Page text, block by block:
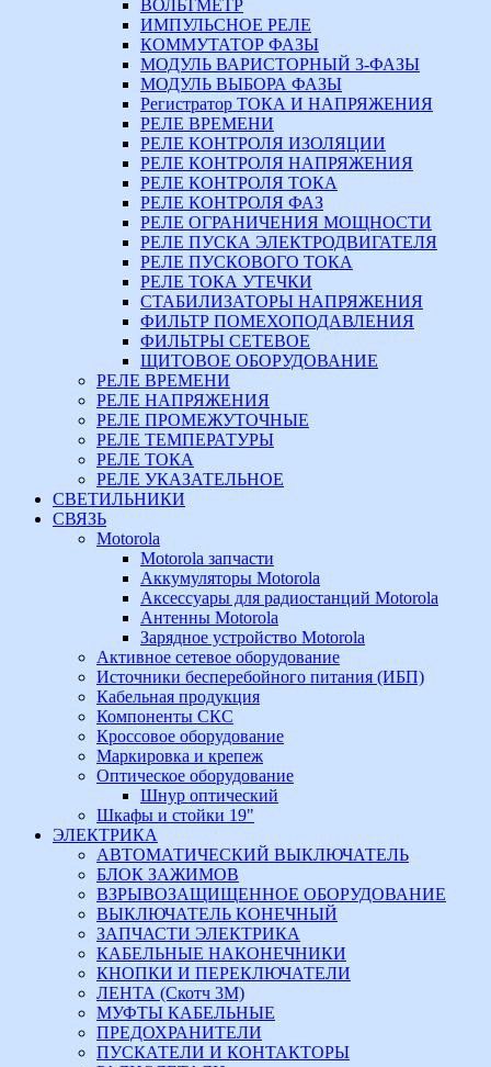
ВОЛЬТМЕТР
ИМПУЛЬСНОЕ РЕЛЕ
КОММУТАТОР ФАЗЫ
МОДУЛЬ ВАРИСТОРНЫЙ 3-ФАЗЫ
МОДУЛЬ ВЫБОРА ФАЗЫ
Регистратор ТОКА И НАПРЯЖЕНИЯ
РЕЛЕ ВРЕМЕНИ
РЕЛЕ КОНТРОЛЯ ИЗОЛЯЦИИ
РЕЛЕ КОНТРОЛЯ НАПРЯЖЕНИЯ
РЕЛЕ КОНТРОЛЯ ТОКА
РЕЛЕ КОНТРОЛЯ ФАЗ
РЕЛЕ ОГРАНИЧЕНИЯ МОЩНОСТИ
РЕЛЕ ПУСКА ЭЛЕКТРОДВИГАТЕЛЯ
РЕЛЕ ПУСКОВОГО ТОКА
РЕЛЕ ТОКА УТЕЧКИ
СТАБИЛИЗАТОРЫ НАПРЯЖЕНИЯ
ФИЛЬТР ПОМЕХОПОДАВЛЕНИЯ
ФИЛЬТРЫ СЕТЕВОЕ
ЩИТОВОЕ ОБОРУДОВАНИЕ
РЕЛЕ ВРЕМЕНИ
РЕЛЕ НАПРЯЖЕНИЯ
РЕЛЕ ПРОМЕЖУТОЧНЫЕ
РЕЛЕ ТЕМПЕРАТУРЫ
РЕЛЕ ТОКА
РЕЛЕ УКАЗАТЕЛЬНОЕ
СВЕТИЛЬНИКИ
СВЯЗЬ
Motorola
Motorola запчасти
Аккумуляторы Motorola
Аксессуары для радиостанций Motorola
Антенны Motorola
Зарядное устройство Motorola
Активное сетевое оборудование
Источники бесперебойного питания (ИБП)
Кабельная продукция
Компоненты СКС
Кроссовое оборудование
Маркировка и крепеж
Оптическое оборудование
Шнур оптический
Шкафы и стойки 19"
ЭЛЕКТРИКА
АВТОМАТИЧЕСКИЙ ВЫКЛЮЧАТЕЛЬ
БЛОК ЗАЖИМОВ
ВЗРЫВОЗАЩИЩЕННОЕ ОБОРУДОВАНИЕ
ВЫКЛЮЧАТЕЛЬ КОНЕЧНЫЙ
ЗАПЧАСТИ ЭЛЕКТРИКА
КАБЕЛЬНЫЕ НАКОНЕЧНИКИ
КНОПКИ И ПЕРЕКЛЮЧАТЕЛИ
ЛЕНТА (Скотч 3М)
МУФТЫ КАБЕЛЬНЫЕ
ПРЕДОХРАНИТЕЛИ
ПУСКАТЕЛИ И КОНТАКТОРЫ